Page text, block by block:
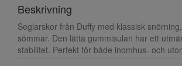
Beskrivning
Seglarskor från Duffy med klassisk
sömmar. Den lätta gummisulan har ett
stabilitet. Perfekt för både inomhus- och